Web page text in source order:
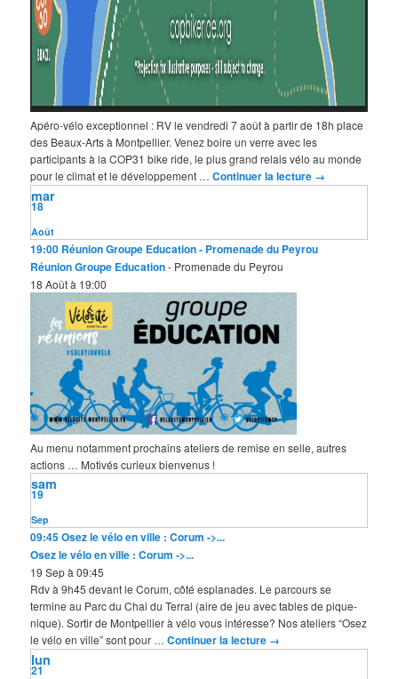
Apéro-vélo exceptionnel : RV le vendredi 7 août à partir de 18h place
des Beaux-Arts à Montpellier. Venez boire un verre avec les
participants à la COP31 bike ride, le plus grand relais vélo au monde
pour le climat et le développement …Continuer la lecture →
Août
18
mar
19:00 Réunion Groupe Education- Promenade du Peyrou
Réunion Groupe Education- Promenade du Peyrou
18 Août à 19:00
Au menu notamment prochains ateliers de remise en selle, autres
actions … Motivés curieux bienvenus !
Sep
19
sam
09:45Osez le vélo en ville : Corum ->...
Osez le vélo en ville : Corum ->...
19 Sep à 09:45
Rdv à 9h45 devant le Corum, côté esplanades. Le parcours se
termine au Parc du Chai du Terral (aire de jeu avec tables de pique-
nique). Sortir de Montpellier à vélo vous intéresse? Nos ateliers “Osez
le vélo en ville” sont pour …Continuer la lecture →
21
lun